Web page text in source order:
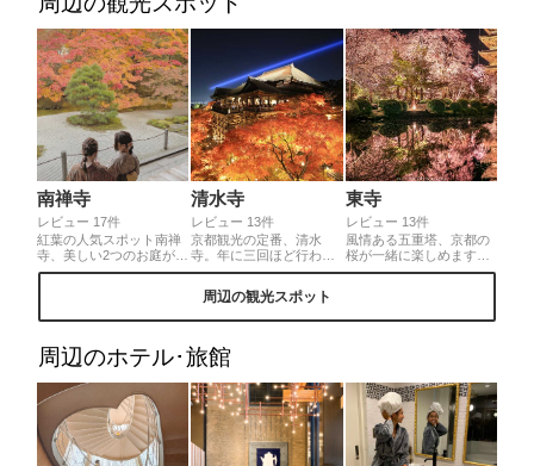
んですが、バナナケーキ
のでマスト！
も満点の一杯🍑満足度抜
南禅寺
レビュー 17件
紅葉の人気スポット南禅
寺、美しい2つのお庭があ
る天授庵へ、着物で訪れ
掛けながらいつまでも見
もうひとつため息の出る
素敵な景色が、書院の窓
絵画のような南庭の紅葉
です。入り口でチケット
買い顔をあげると、真っ
先に目に飛び込んで来て
うっとり♡
清水寺
レビュー 13件
京都観光の定番、清水
寺。年に三回ほど行われ
る夜の特別拝観時には青
い光が京都の空を貫きま
す。この光は観音様の慈
悲の心を表しているとの
東寺
レビュー 13件
風情ある五重塔、京都の
桜が一緒に楽しめます。
ライトアップ期間中はと
がいいと思います。市内
周辺の観光スポット
周辺のホテル･旅館